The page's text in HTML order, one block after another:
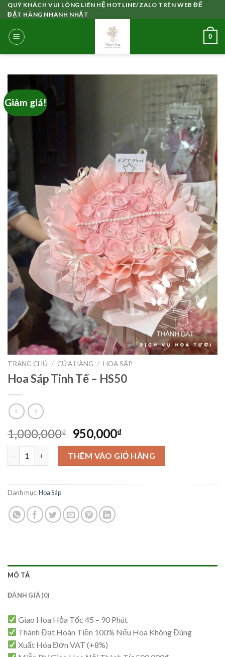
Skip
to
content
QUÝ KHÁCH VUI LÒNG LIÊN HỆ HOTLINE/ZALO TRÊN WEB ĐỂ
ĐẶT HÀNG NHANH NHẤT
0
Giảm giá!
TRANG CHỦ / CỬA HÀNG / HOA SÁP
Hoa Sáp Tinh Tế – HS50
1,000,000₫
Giá
gốc
là:
1,000,000₫.
950,000₫Giá
hiện
tại
là:
950,000₫.
Hoa Sáp Tinh Tế – HS50 số lượng
THÊM VÀO GIỎ HÀNG
Danh mục:Hoa Sáp
MÔ TẢ
ĐÁNH GIÁ (0)
Giao Hoa Hỏa Tốc 45 – 90 Phút
Thành Đạt Hoàn Tiền 100% Nếu Hoa Không Đúng
Xuất Hóa Đơn VAT (+8%)